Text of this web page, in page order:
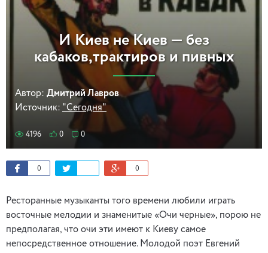
И Киев не Киев — без
кабаков,трактиров и пивных
Автор: Дмитрий Лавров
Источник: "Сегодня"
4196 0 0
0 0
Ресторанные музыканты того времени любили играть
восточные мелодии и знаменитые «Очи черные», порою не
предполагая, что очи эти имеют к Киеву самое
непосредственное отношение. Молодой поэт Евгений